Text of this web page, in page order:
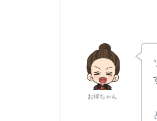
お得ちゃん